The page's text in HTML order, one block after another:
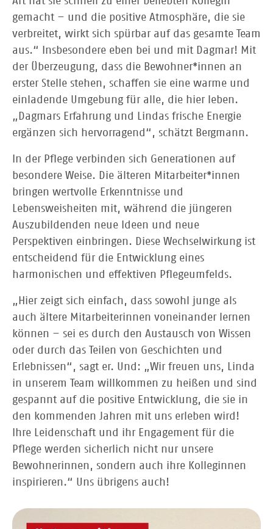
gemacht – und die positive Atmosphäre, die sie
verbreitet, wirkt sich spürbar auf das gesamte Team
aus.“ Insbesondere eben bei und mit Dagmar! Mit
der Überzeugung, dass die Bewohner*innen an
erster Stelle stehen, schaffen sie eine warme und
einladende Umgebung für alle, die hier leben.
„Dagmars Erfahrung und Lindas frische Energie
ergänzen sich hervorragend“, schätzt Bergmann.
In der Pflege verbinden sich Generationen auf
besondere Weise. Die älteren Mitarbeiter*innen
bringen wertvolle Erkenntnisse und
Lebensweisheiten mit, während die jüngeren
Auszubildenden neue Ideen und neue
Perspektiven einbringen. Diese Wechselwirkung ist
entscheidend für die Entwicklung eines
harmonischen und effektiven Pflegeumfelds.
„Hier zeigt sich einfach, dass sowohl junge als
auch ältere Mitarbeiterinnen voneinander lernen
können – sei es durch den Austausch von Wissen
oder durch das Teilen von Geschichten und
Erlebnissen“, sagt er. Und: „Wir freuen uns, Linda
in unserem Team willkommen zu heißen und sind
gespannt auf die positive Entwicklung, die sie in
den kommenden Jahren mit uns erleben wird!
Ihre Leidenschaft und ihr Engagement für die
Pflege werden sicherlich nicht nur unsere
Bewohnerinnen, sondern auch ihre Kolleginnen
inspirieren.“ Uns übrigens auch!